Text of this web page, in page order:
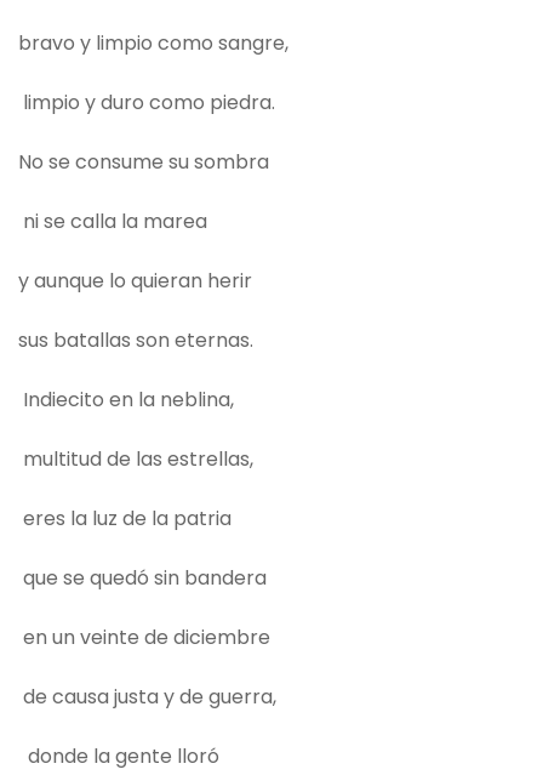
bravo y limpio como sangre,
limpio y duro como piedra.
No se consume su sombra
ni se calla la marea
y aunque lo quieran herir
sus batallas son eternas.
Indiecito en la neblina,
multitud de las estrellas,
eres la luz de la patria
que se quedó sin bandera
en un veinte de diciembre
de causa justa y de guerra,
donde la gente lloró